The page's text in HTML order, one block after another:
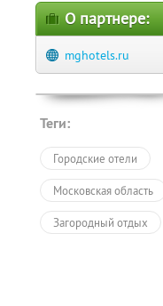
О партнере:
mghotels.ru
Теги:
Городские отели
Московская область
Загородный отдых